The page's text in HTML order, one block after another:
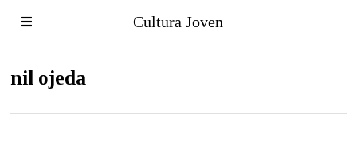
Cultura Joven
nil ojeda